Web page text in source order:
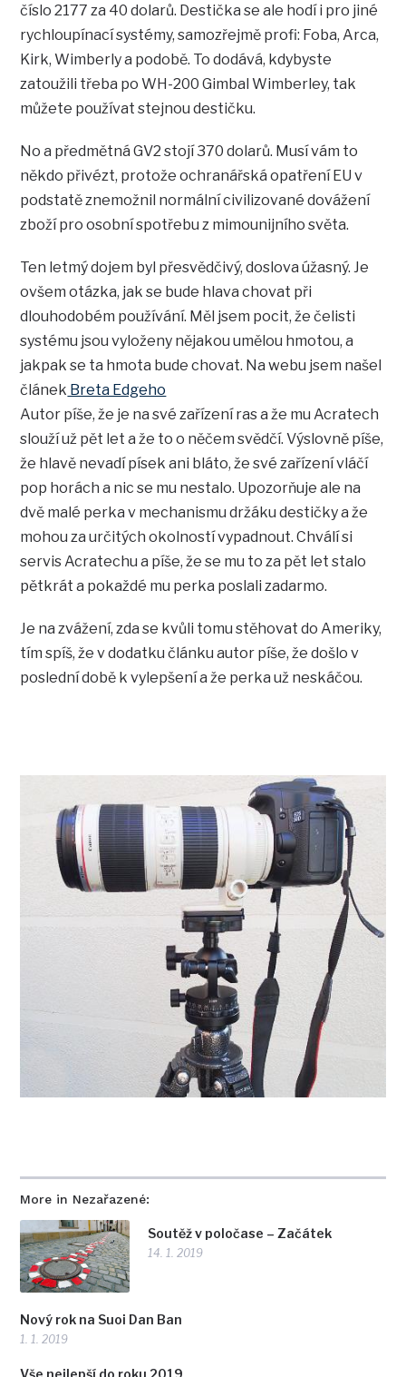
More in Nezařazené:
Soutěž v poločase – Začátek
14. 1. 2019
Nový rok na Suoi Dan Ban
1. 1. 2019
Vše nejlepší do roku 2019
číslo 2177 za 40 dolarů. Destička se ale hodí i pro jiné
rychloupínací systémy, samozřejmě profi: Foba, Arca,
Kirk, Wimberly a podobě. To dodává, kdybyste
zatoužili třeba po WH-200 Gimbal Wimberley, tak
můžete používat stejnou destičku.
No a předmětná GV2 stojí 370 dolarů. Musí vám to
někdo přivézt, protože ochranářská opatření EU v
podstatě znemožnil normální civilizované dovážení
zboží pro osobní spotřebu z mimounijního světa.
Ten letmý dojem byl přesvědčivý, doslova úžasný. Je
ovšem otázka, jak se bude hlava chovat při
dlouhodobém používání. Měl jsem pocit, že čelisti
systému jsou vyloženy nějakou umělou hmotou, a
jakpak se ta hmota bude chovat. Na webu jsem našel
článek Breta Edgeho
Autor píše, že je na své zařízení ras a že mu Acratech
slouží už pět let a že to o něčem svědčí. Výslovně píše,
že hlavě nevadí písek ani bláto, že své zařízení vláčí
pop horách a nic se mu nestalo. Upozorňuje ale na
dvě malé perka v mechanismu držáku destičky a že
mohou za určitých okolností vypadnout. Chválí si
servis Acratechu a píše, že se mu to za pět let stalo
pětkrát a pokaždé mu perka poslali zadarmo.
Je na zvážení, zda se kvůli tomu stěhovat do Ameriky,
tím spíš, že v dodatku článku autor píše, že došlo v
poslední době k vylepšení a že perka už neskáčou.